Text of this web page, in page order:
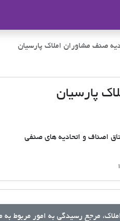
صنف مشاوران املاک پارسیان
پارسیان
مرجع رسیدگی به امور مربوط به